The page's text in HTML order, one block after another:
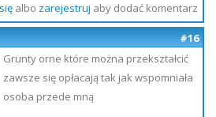
albo zarejestruj aby dodać komentarz
#16
Grunty orne które można przekształcić
zawsze się opłacają tak jak wspomniała
osoba przede mną